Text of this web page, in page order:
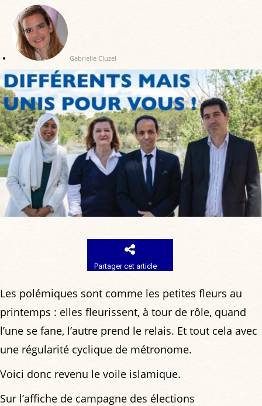
Gabrielle Cluzel
Partager cet article
Les polémiques sont comme les petites fleurs au
printemps : elles fleurissent, à tour de rôle, quand
l’une se fane, l’autre prend le relais. Et tout cela avec
une régularité cyclique de métronome.
Voici donc revenu le voile islamique.
Sur l’affiche de campagne des élections